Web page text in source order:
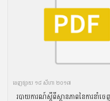
ចេញ​ផ្សាយ​ ១៨ សីហា ២០១៧
របាយ​ការណ៍​ស្តីពី​ស្ថានភាព​នៃ​ការ​នាំ​ច